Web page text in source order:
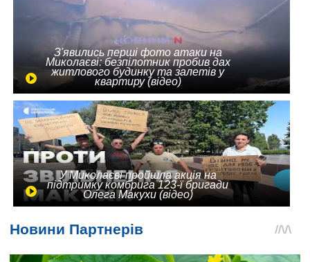
З'явились перші фото атаки на
Миколаєві: безпілотник пробив дах
житлового будинку та залетів у
квартиру (відео)
У Миколаєві пройшла акція на
підтримку комбрига 123-ї бригади
Олега Макухи (відео)